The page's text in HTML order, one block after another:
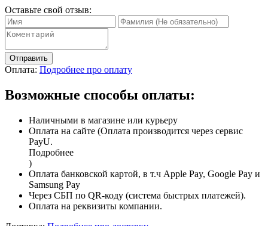
Оставьте свой отзыв:
Отправить
Оплата: Подробнее про оплату
Возможные способы оплаты:
Наличными в магазине или курьеру
Оплата на сайте (Оплата производится через сервис
PayU.
Подробнее
)
Оплата банковской картой, в т.ч Apple Pay, Google Pay и
Samsung Pay
Через СБП по QR-коду (система быстрых платежей).
Оплата на реквизиты компании.